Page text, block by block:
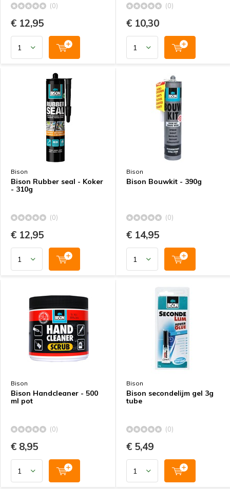
(0)
€ 12,95
(0)
€ 10,30
Bison
Bison Rubber seal - Koker
- 310g
(0)
€ 12,95
Bison
Bison Bouwkit - 390g
(0)
€ 14,95
Bison
Bison Handcleaner - 500
ml pot
(0)
€ 8,95
Bison
Bison secondelijm gel 3g
tube
(0)
€ 5,49